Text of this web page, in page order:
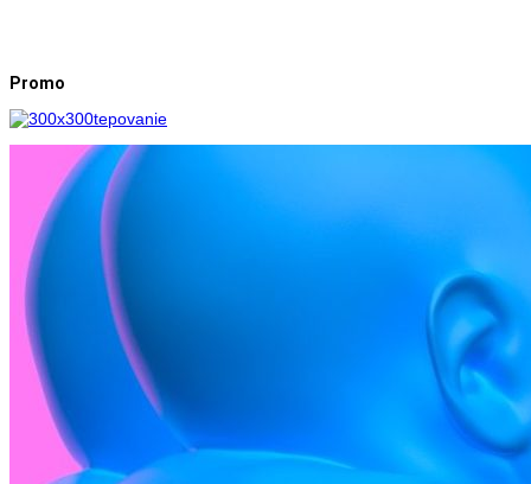
Promo